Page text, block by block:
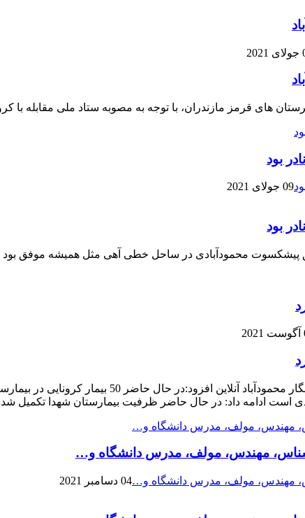
های قرمز مازندران، با توجه به مصوبه ستاد ملی مقابله با
بود
09 جولای 2021
بود
پیشکسوت محمودآبادی در ساحل خطی آهی مثل همیشه موفق
است ادامه داد: در حال حاضر ظرفیت بیمارستان شهدا تکمیل
مهندس، مولف، مدرس دانشگاه و…
04 دسامبر 2021